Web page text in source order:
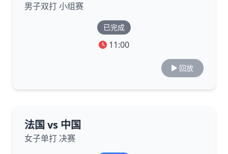
男子双打 小组赛
已完成
11:00
回放
法国 vs 中国
女子单打 决赛